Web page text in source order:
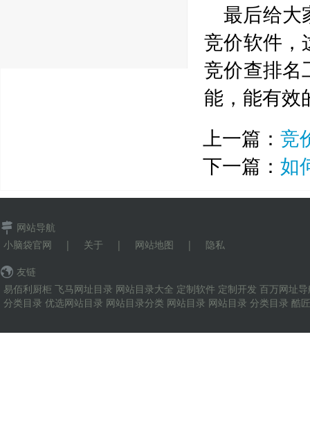
最后给
竞价软件，
竞价查排名
能，能有效
上一篇： 竞
下一篇： 如
网站导航
小脑袋官网
| 关于 | 网站地图 | 隐私
友链
易佰利厨柜 飞马网址目录 网站目录大全 定制软件 定制开发 百万网址
分类目录 优选网站目录 网站目录分类 网站目录 网站目录 分类目录 酷